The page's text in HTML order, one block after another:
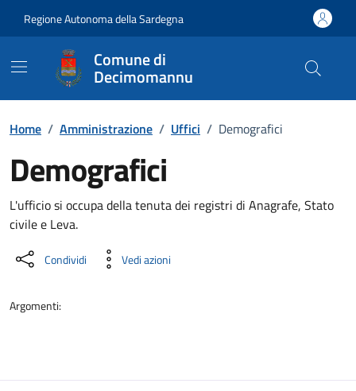
Regione Autonoma della Sardegna
Comune di
Decimomannu
Home / Amministrazione / Uffici / Demografici
Demografici
Dettaglio dell'unità
L'ufficio si occupa della tenuta dei registri di Anagrafe, Stato
civile e Leva.
Condividi Vedi azioni
Argomenti: